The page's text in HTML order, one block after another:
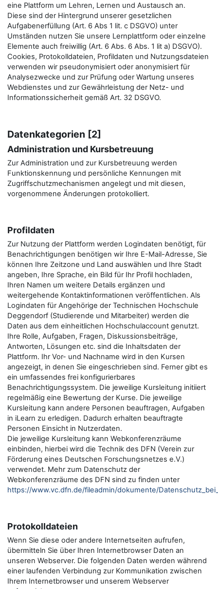
eine Plattform um Lehren, Lernen und Austausch an.
Diese sind der Hintergrund unserer gesetzlichen
Aufgabenerfüllung (Art. 6 Abs 1 lit. c DSGVO) unter
Umständen nutzen Sie unsere Lernplattform oder einzelne
Elemente auch freiwillig (Art. 6 Abs. 6 Abs. 1 lit a) DSGVO).
Cookies, Protokolldateien, Profildaten und Nutzungsdateien
verwenden wir pseudonymisiert oder anonymisiert für
Analysezwecke und zur Prüfung oder Wartung unseres
Webdienstes und zur Gewährleistung der Netz- und
Informationssicherheit gemäß Art. 32 DSGVO.
Datenkategorien [2]
Administration und Kursbetreuung
Zur Administration und zur Kursbetreuung werden
Funktionskennung und persönliche Kennungen mit
Zugriffschutzmechanismen angelegt und mit diesen,
vorgenommene Änderungen protokolliert.
Profildaten
Zur Nutzung der Plattform werden Logindaten benötigt, für
Benachrichtigungen benötigen wir Ihre E-Mail-Adresse, Sie
können Ihre Zeitzone und Land auswählen und Ihre Stadt
angeben, Ihre Sprache, ein Bild für Ihr Profil hochladen,
Ihren Namen um weitere Details ergänzen und
weitergehende Kontaktinformationen veröffentlichen. Als
Logindaten für Angehörige der Technischen Hochschule
Deggendorf (Studierende und Mitarbeiter) werden die
Daten aus dem einheitlichen Hochschulaccount genutzt.
Ihre Rolle, Aufgaben, Fragen, Diskussionsbeiträge,
Antworten, Lösungen etc. sind die Inhaltsdaten der
Plattform. Ihr Vor- und Nachname wird in den Kursen
angezeigt, in denen Sie eingeschrieben sind. Ferner gibt es
ein umfassendes frei konfigurierbares
Benachrichtigungssystem. Die jeweilige Kursleitung initiiert
regelmäßig eine Bewertung der Kurse. Die jeweilige
Kursleitung kann andere Personen beauftragen, Aufgaben
in iLearn zu erledigen. Dadurch erhalten beauftragte
Personen Einsicht in Nutzerdaten.
Die jeweilige Kursleitung kann Webkonferenzräume
einbinden, hierbei wird die Technik des DFN (Verein zur
Förderung eines Deutschen Forschungsnetzes e.V.)
verwendet. Mehr zum Datenschutz der
Webkonferenzräume des DFN sind zu finden unter
https://www.vc.dfn.de/fileadmin/dokumente/
Protokolldateien
Wenn Sie diese oder andere Internetseiten aufrufen,
übermitteln Sie über Ihren Internetbrowser Daten an
unseren Webserver. Die folgenden Daten werden während
einer laufenden Verbindung zur Kommunikation zwischen
Ihrem Internetbrowser und unserem Webserver